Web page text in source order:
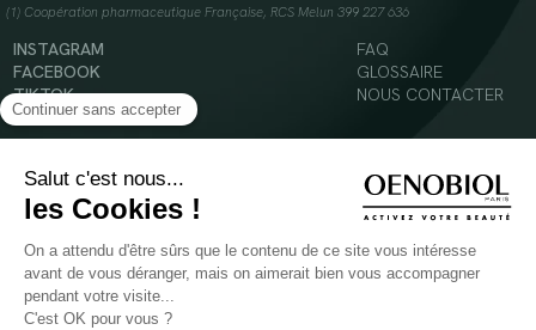
(1) Coopération pharmaceutique Française, RCS Melun 399 227 636
INSTAGRAM
FACEBOOK
TIKTOK
YOUTUBE
FAQ
GLOSSAIRE
NOUS CONTACTER
© 2024 Oenobiol Paris
Mentions légales
Politique en matière de cookies
POUR VOTRE SANTÉ, MANGEZ AU MOINS CINQ FRUITS ET LÉGUMES PAR JOUR -